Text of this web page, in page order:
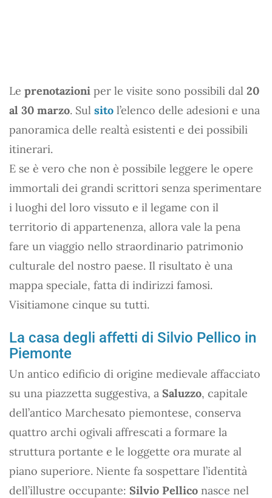
Le prenotazioni per le visite sono possibili dal 20
al 30 marzo. Sul sito l’elenco delle adesioni e una
panoramica delle realtà esistenti e dei possibili
itinerari.
E se è vero che non è possibile leggere le opere
immortali dei grandi scrittori senza sperimentare
i luoghi del loro vissuto e il legame con il
territorio di appartenenza, allora vale la pena
fare un viaggio nello straordinario patrimonio
culturale del nostro paese. Il risultato è una
mappa speciale, fatta di indirizzi famosi.
Visitiamone cinque su tutti.
La casa degli affetti di Silvio Pellico in
Piemonte
Un antico edificio di origine medievale affacciato
su una piazzetta suggestiva, a Saluzzo, capitale
dell’antico Marchesato piemontese, conserva
quattro archi ogivali affrescati a formare la
struttura portante e le loggette ora murate al
piano superiore. Niente fa sospettare l’identità
dell’illustre occupante: Silvio Pellico nasce nel